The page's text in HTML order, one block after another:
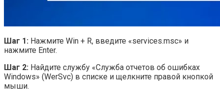
Шаг 1: Нажмите Win + R, введите «services.msc» и
нажмите Enter.
Шаг 2: Найдите службу «Служба отчетов об ошибках
Windows» (WerSvc) в списке и щелкните правой кнопкой
мыши.